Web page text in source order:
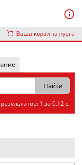
Ваша корзина пуста
1 за 0.12 с.